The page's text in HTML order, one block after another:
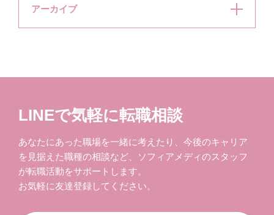
アーカイブ
LINEで気軽に転職相談
あなたにあった職場を一緒に考えたり、今後のキャリア
を見据えた職種の相談など、ソフィアメディのスタッフ
が転職活動をサポートします。
お気軽に友達登録してください。